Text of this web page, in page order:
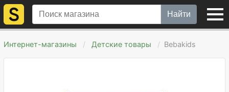
Найти
Интернет-магазины Детские товары Bebakids